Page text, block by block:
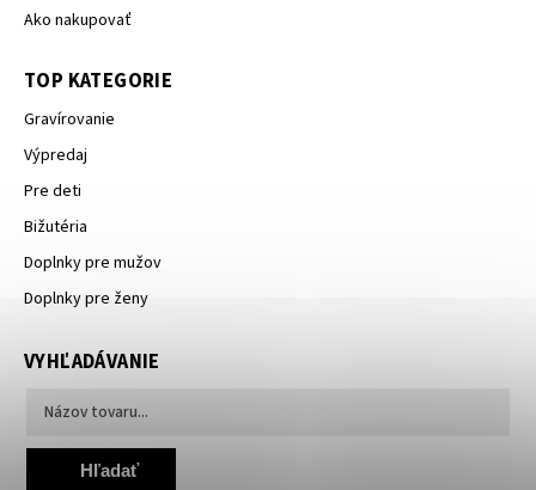
Ako nakupovať
TOP KATEGORIE
Gravírovanie
Výpredaj
Pre deti
Bižutéria
Doplnky pre mužov
Doplnky pre ženy
VYHĽADÁVANIE
Hľadať